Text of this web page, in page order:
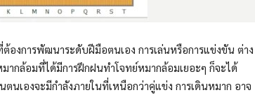
องการพัฒนาระดับฝีมือตนเอง การเล่นหรือการแข่งขัน ต่าง
กล้อมที่ได้มีการฝึกฝนทำโจทย์หมากล้อมเยอะๆ ก็จะได้
นเองจะมีกำลังภายในที่เหนือกว่าคู่แข่ง การเดินหมาก อาจ